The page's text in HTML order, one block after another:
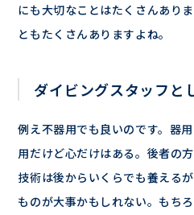
にも大切なことはたくさんあり
ともたくさんありますよね。
ダイビングスタッフと
例え不器用でも良いのです。器
用だけど心だけはある。後者の
技術は後からいくらでも養える
ものが大事かもしれない。もち